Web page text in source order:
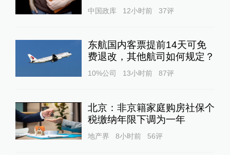
中国政库 12小时前 37评
东航国内客票提前14天可免
费退改，其他航司如何规定？
10%公司 13小时前 87评
北京：非京籍家庭购房社保个
税缴纳年限下调为一年
地产界 8小时前 56评